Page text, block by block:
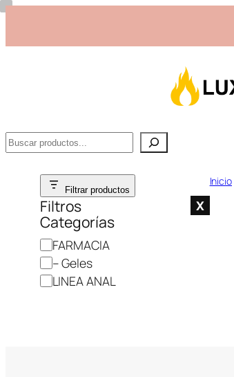
Buscar
contenido
Filtrar productos
Filtros X
Categorías
C
a
t
FARMACIA
– Geles
LINEA ANAL
Inicio